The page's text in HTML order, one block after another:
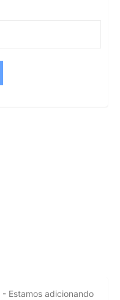
- Estamos adicionando